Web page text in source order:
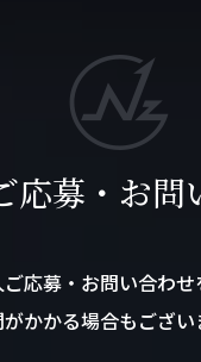
応募・お問
応募・お問い合わせ
かかる場合もござ